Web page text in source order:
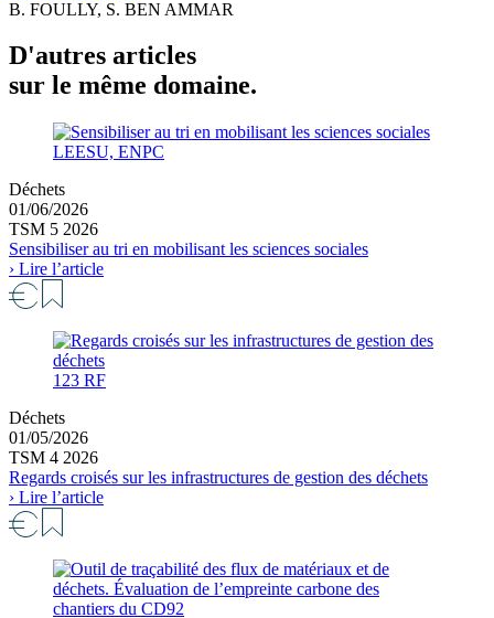
B. FOULLY, S. BEN AMMAR
D'autres articles
sur le même domaine.
LEESU, ENPC
Déchets
01/06/2026
TSM 5 2026
Sensibiliser au tri en mobilisant les sciences sociales
› Lire l’article
123 RF
Déchets
01/05/2026
TSM 4 2026
Regards croisés sur les infrastructures de gestion des déchets
› Lire l’article